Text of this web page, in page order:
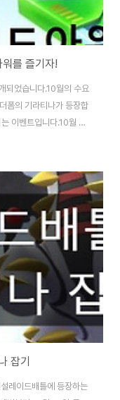
를 즐기자!
되었습니다.10월의 수요
폼의 기라티나가 등장합
이벤트입니다.10월 매
! 10월 이벤트는 새소
뛰어갔습니다. 기라티나
니다. 이번 레이드배틀
수 있습니다. 레이드배
, 이상한 사탕, 별의 모
잡기
레이드배틀에 등장하는